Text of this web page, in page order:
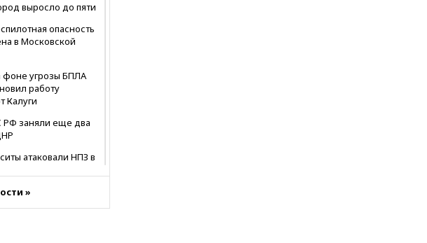
выросло до пяти
опасность
в Московской
фоне угрозы БПЛА
работу
Калуги
РФ заняли еще два
атаковали НПЗ в
украинский БПЛА
»